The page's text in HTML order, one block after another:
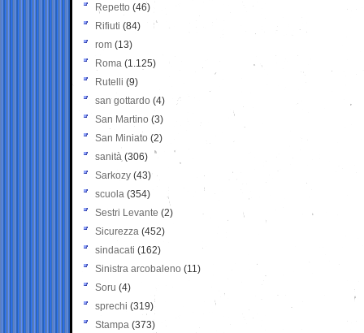
Repetto (46)
Rifiuti (84)
rom (13)
Roma (1.125)
Rutelli (9)
san gottardo (4)
San Martino (3)
San Miniato (2)
sanità (306)
Sarkozy (43)
scuola (354)
Sestri Levante (2)
Sicurezza (452)
sindacati (162)
Sinistra arcobaleno (11)
Soru (4)
sprechi (319)
Stampa (373)